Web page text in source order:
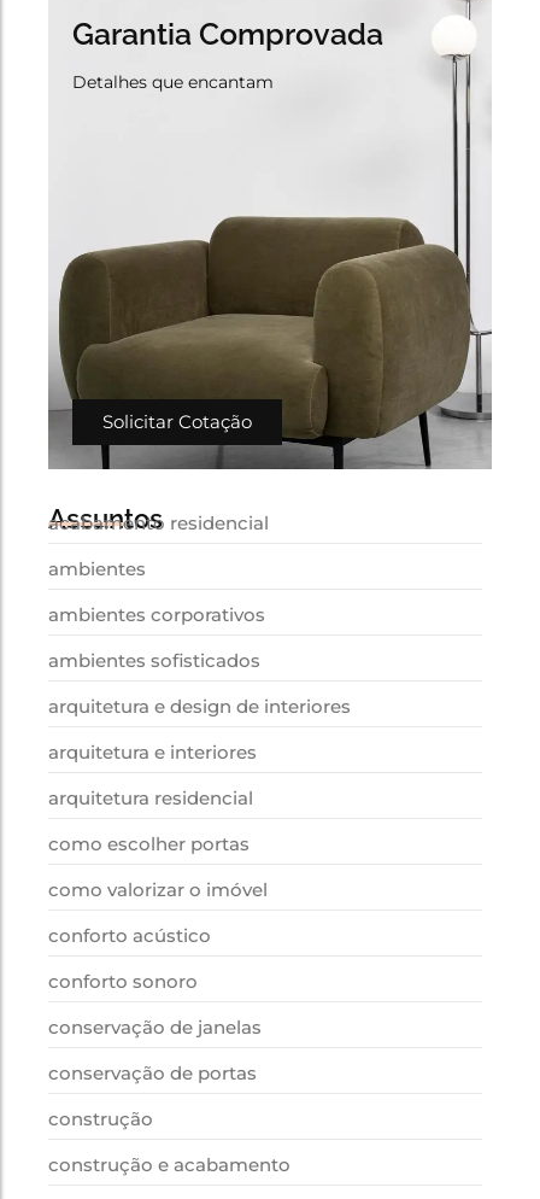
Garantia Comprovada
Detalhes que encantam
Solicitar Cotação
Assuntos
acabamento residencial
ambientes
ambientes corporativos
ambientes sofisticados
arquitetura e design de interiores
arquitetura e interiores
arquitetura residencial
como escolher portas
como valorizar o imóvel
conforto acústico
conforto sonoro
conservação de janelas
conservação de portas
construção
construção e acabamento